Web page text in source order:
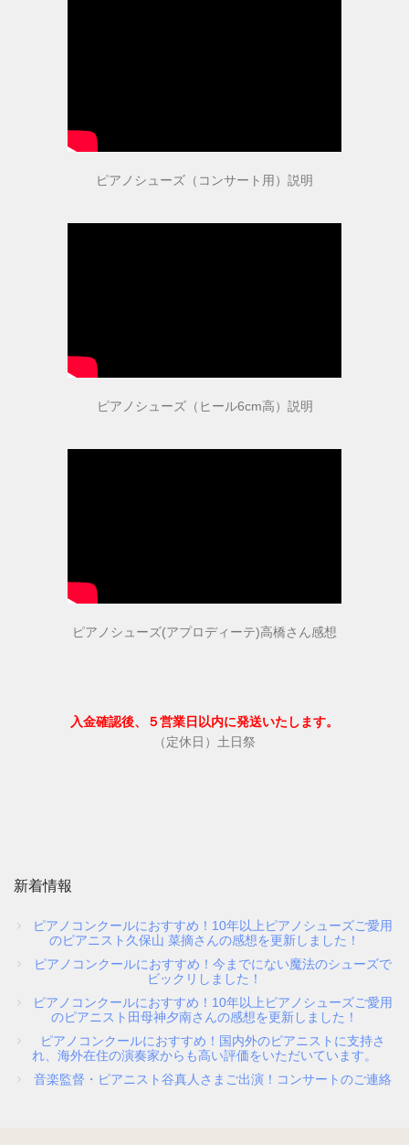
愛用ピアニストの声１
愛用ピアニストの声２
愛用ピアニスト コンサート情報
ご購入者の声
ピアノ教室紹介
お問い合わせ
お問い合わせ
ピアノシューズ（コンサート用）説明
ピアノシューズ（ヒール6cm高）説明
ピアノシューズ(アプロディーテ)高橋さん感想
入金確認後、５営業日以内に発送いたします。
（定休日）土日祭
新着情報
ピアノコンクールにおすすめ！10年以上ピアノシューズご愛用
のピアニスト久保山 菜摘さんの感想を更新しました！
ピアノコンクールにおすすめ！今までにない魔法のシューズで
ビックリしました！
ピアノコンクールにおすすめ！10年以上ピアノシューズご愛用
のピアニスト田母神夕南さんの感想を更新しました！
ピアノコンクールにおすすめ！国内外のピアニストに支持さ
れ、海外在住の演奏家からも高い評価をいただいています。
音楽監督・ピアニスト谷真人さまご出演！コンサートのご連絡